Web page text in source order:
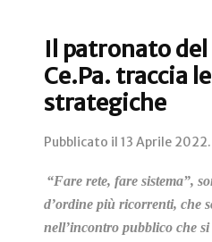
Il patronato
Ce.Pa. traccia
strategiche
Pubblicato il 13 Aprile 2022.
“Fare rete, fare sistema”,
d’ordine più ricorrenti, che
nell’incontro pubblico che